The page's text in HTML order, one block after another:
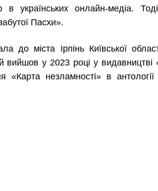
в українських онлайн-медіа.
Пасхи».
до міста Ірпінь Київської
вийшов у 2023 році у
«Карта незламності» в